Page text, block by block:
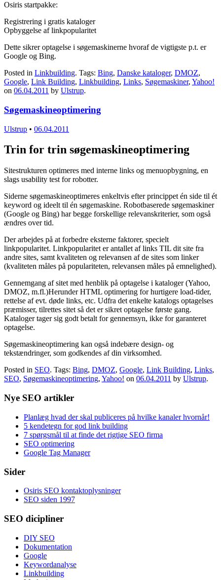
Osiris startpakke:
Registrering i gratis kataloger
Opbyggelse af linkpopularitet
Dette sikrer optagelse i søgemaskinerne hvoraf de vigtigste p.t. er
Google og Bing.
Posted in Linkbuilding. Tags: Bing, Danske kataloger, DMOZ,
Google, Link Building, Linkbuilding, Links, Søgemaskiner, Yahoo!
on 06.04.2011 by Ulstrup.
Søgemaskineoptimering
Ulstrup • 06.04.2011
Trin for trin søgemaskineoptimering
Sitestrukturen optimeres med interne links og menuopbygning, en
slags usability test for robotter.
Siderne søgemaskineoptimeres enkeltvis efter princippet én side til ét
keyword og ideelt til én søgemaskine. Robotbaserede søgemaskiner
(Google og Bing) har begge forskellige relevanskriterier, som også
ændres over tid.
Der arbejdes på at forbedre eksterne faktorer, specielt
linkpopularitet. Linkpopularitet er antallet af links TIL dit site fra
andre sites, samt kvaliteten og relevansen af de sites som linker
(kvaliteten måles på populariteten, relevansen måles på emnelighed).
Gennemgang af sitet med henblik på optagelse i kataloger (Yahoo,
DMOZ, m.fl.)Herunder HTML optimering for hurtigere load-tider,
rettelse af evt. døde links, etc. Udfra det enkelte katalogs optagelses
præmisser, tilrettes sitet så det er sikret optagelse første gang.
Kataloger tager sig godt betalt for gennemsyn, ikke for garanteret
optagelse.
Søgemaskineoptimering kan også indebære design- og
tekstændringer, som godkendes af din virksomhed.
Posted in SEO. Tags: Bing, DMOZ, Google, Link Building, Links,
SEO, Søgemaskineoptimering, Yahoo! on 06.04.2011 by Ulstrup.
Nye SEO artikler
Planlæg hvad der skal publiceres på hvilke kanaler hvornår!
5 kendetegn for god link building
7 spørgsmål til at finde det rigtige SEO firma
SEO optimering
Google Tag Manager
Sider
Osiris SEO kontaktoplysninger
SEO siden 1997
SEO dicipliner
DIY SEO
Dokumentation
Google
Keywordanalyse
Linkbuilding